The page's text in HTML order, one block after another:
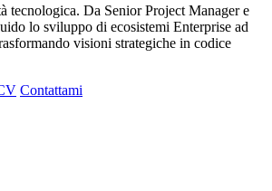
tecnologica. Da Senior Project Manager e
lo sviluppo di ecosistemi Enterprise ad
visioni strategiche in codice
Contattami